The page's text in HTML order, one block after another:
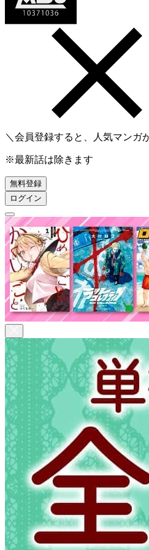
＼会員登録すると、人気マンガ
※最新話は除きます
無料登録
ログイン